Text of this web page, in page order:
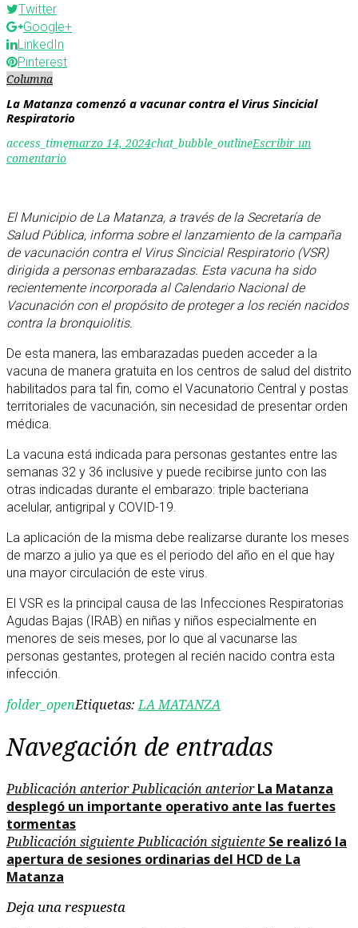
Twitter
Google+
LinkedIn
Pinterest
Columna
La Matanza comenzó a vacunar contra el Virus Sincicial
Respiratorio
access_timemarzo 14, 2024chat_bubble_outlineEscribir un
comentario
El Municipio de La Matanza, a través de la Secretaría de
Salud Pública, informa sobre el lanzamiento de la campaña
de vacunación contra el Virus Sincicial Respiratorio (VSR)
dirigida a personas embarazadas. Esta vacuna ha sido
recientemente incorporada al Calendario Nacional de
Vacunación con el propósito de proteger a los recién nacidos
contra la bronquiolitis.
De esta manera, las embarazadas pueden acceder a la
vacuna de manera gratuita en los centros de salud del distrito
habilitados para tal fin, como el Vacunatorio Central y postas
territoriales de vacunación, sin necesidad de presentar orden
médica.
La vacuna está indicada para personas gestantes entre las
semanas 32 y 36 inclusive y puede recibirse junto con las
otras indicadas durante el embarazo: triple bacteriana
acelular, antigripal y COVID-19.
La aplicación de la misma debe realizarse durante los meses
de marzo a julio ya que es el periodo del año en el que hay
una mayor circulación de este virus.
El VSR es la principal causa de las Infecciones Respiratorias
Agudas Bajas (IRAB) en niñas y niños especialmente en
menores de seis meses, por lo que al vacunarse las
personas gestantes, protegen al recién nacido contra esta
infección.
folder_openEtiquetas:LA MATANZA
Navegación de entradas
Publicación anteriorPublicación anterior La Matanza
desplegó un importante operativo ante las fuertes
tormentas
Publicación siguientePublicación siguiente Se realizó la
apertura de sesiones ordinarias del HCD de La
Matanza
Deja una respuesta